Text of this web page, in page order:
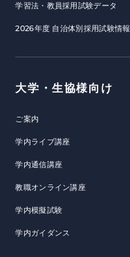
学習法・教員採用試験データ
2026年度 自治体別採用試験情報
大学・生協様向け
ご案内
学内ライブ講座
学内通信講座
教職オンライン講座
学内模擬試験
学内ガイダンス